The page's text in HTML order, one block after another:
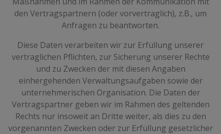
den Vertragspartnern (oder vorvertraglich), z.B., um
Anfragen zu beantworten.
Diese Daten verarbeiten wir zur Erfüllung unserer
vertraglichen Pflichten, zur Sicherung unserer Rechte
und zu Zwecken der mit diesen Angaben
einhergehenden Verwaltungsaufgaben sowie der
unternehmerischen Organisation. Die Daten der
Vertragspartner geben wir im Rahmen des geltenden
Rechts nur insoweit an Dritte weiter, als dies zu den
vorgenannten Zwecken oder zur Erfüllung gesetzlicher